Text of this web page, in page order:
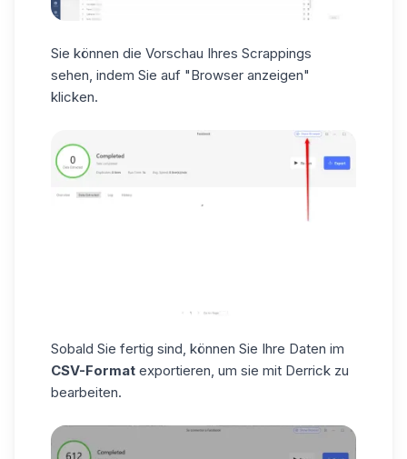
Sie können die Vorschau Ihres Scrappings
sehen, indem Sie auf "Browser anzeigen"
klicken.
Sobald Sie fertig sind, können Sie Ihre Daten im
CSV-Format exportieren, um sie mit Derrick zu
bearbeiten.